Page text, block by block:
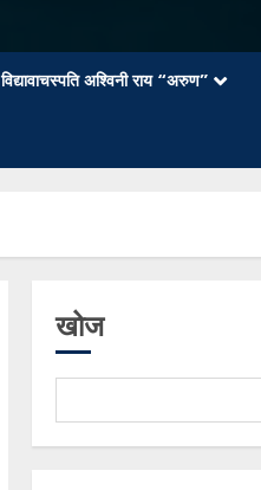
विद्यावाचस्पति अश्विनी राय “अरुण”
खोज